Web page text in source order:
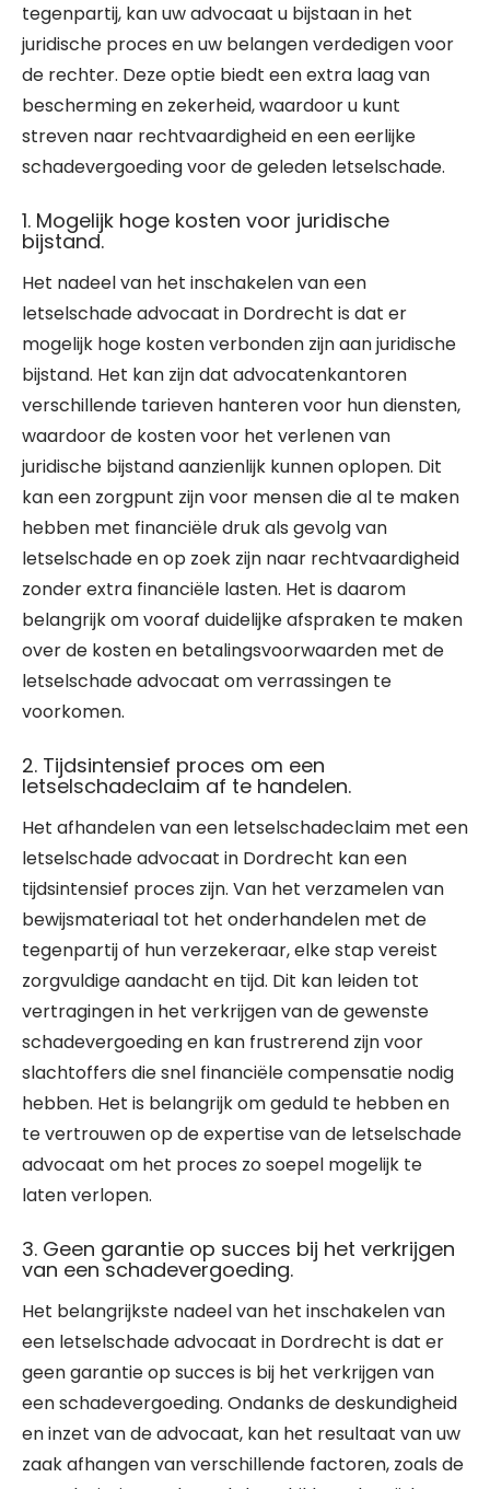
tegenpartij, kan uw advocaat u bijstaan in het
juridische proces en uw belangen verdedigen voor
de rechter. Deze optie biedt een extra laag van
bescherming en zekerheid, waardoor u kunt
streven naar rechtvaardigheid en een eerlijke
schadevergoeding voor de geleden letselschade.
1. Mogelijk hoge kosten voor juridische
bijstand.
Het nadeel van het inschakelen van een
letselschade advocaat in Dordrecht is dat er
mogelijk hoge kosten verbonden zijn aan juridische
bijstand. Het kan zijn dat advocatenkantoren
verschillende tarieven hanteren voor hun diensten,
waardoor de kosten voor het verlenen van
juridische bijstand aanzienlijk kunnen oplopen. Dit
kan een zorgpunt zijn voor mensen die al te maken
hebben met financiële druk als gevolg van
letselschade en op zoek zijn naar rechtvaardigheid
zonder extra financiële lasten. Het is daarom
belangrijk om vooraf duidelijke afspraken te maken
over de kosten en betalingsvoorwaarden met de
letselschade advocaat om verrassingen te
voorkomen.
2. Tijdsintensief proces om een
letselschadeclaim af te handelen.
Het afhandelen van een letselschadeclaim met een
letselschade advocaat in Dordrecht kan een
tijdsintensief proces zijn. Van het verzamelen van
bewijsmateriaal tot het onderhandelen met de
tegenpartij of hun verzekeraar, elke stap vereist
zorgvuldige aandacht en tijd. Dit kan leiden tot
vertragingen in het verkrijgen van de gewenste
schadevergoeding en kan frustrerend zijn voor
slachtoffers die snel financiële compensatie nodig
hebben. Het is belangrijk om geduld te hebben en
te vertrouwen op de expertise van de letselschade
advocaat om het proces zo soepel mogelijk te
laten verlopen.
3. Geen garantie op succes bij het verkrijgen
van een schadevergoeding.
Het belangrijkste nadeel van het inschakelen van
een letselschade advocaat in Dordrecht is dat er
geen garantie op succes is bij het verkrijgen van
een schadevergoeding. Ondanks de deskundigheid
en inzet van de advocaat, kan het resultaat van uw
zaak afhangen van verschillende factoren, zoals de